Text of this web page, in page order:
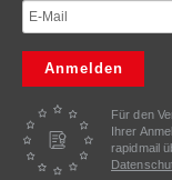
Anmelden
Für den
Ihrer
rapidmail